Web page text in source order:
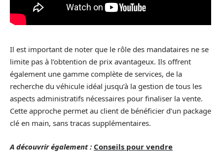
Il est important de noter que le rôle des mandataires ne se
limite pas à l’obtention de prix avantageux. Ils offrent
également une gamme complète de services, de la
recherche du véhicule idéal jusqu’à la gestion de tous les
aspects administratifs nécessaires pour finaliser la vente.
Cette approche permet au client de bénéficier d’un package
clé en main, sans tracas supplémentaires.
A découvrir également : Conseils pour vendre